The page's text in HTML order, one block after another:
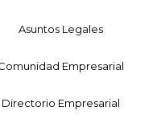
Asuntos Legales
Empresarial
Directorio Empresarial